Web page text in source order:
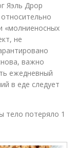
Яэль Дрор
«молниеносных
не
важно
ежедневный
в еде следует
тело потеряло 1